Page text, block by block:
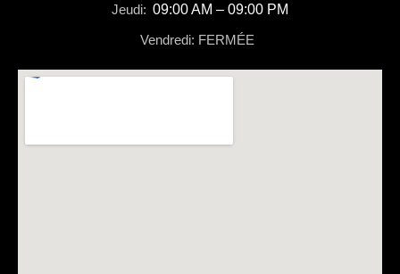
Jeudi: 09:00 AM – 09:00 PM
Vendredi: FERMÉE